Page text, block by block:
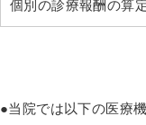
個別の診療報酬の算
●当院では以下の医療